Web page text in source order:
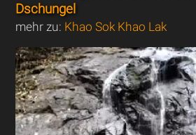
Dschungel
mehr zu: Khao Sok Khao Lak